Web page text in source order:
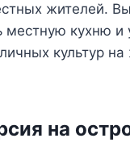
жителей.
местную кухню и
культур на
на